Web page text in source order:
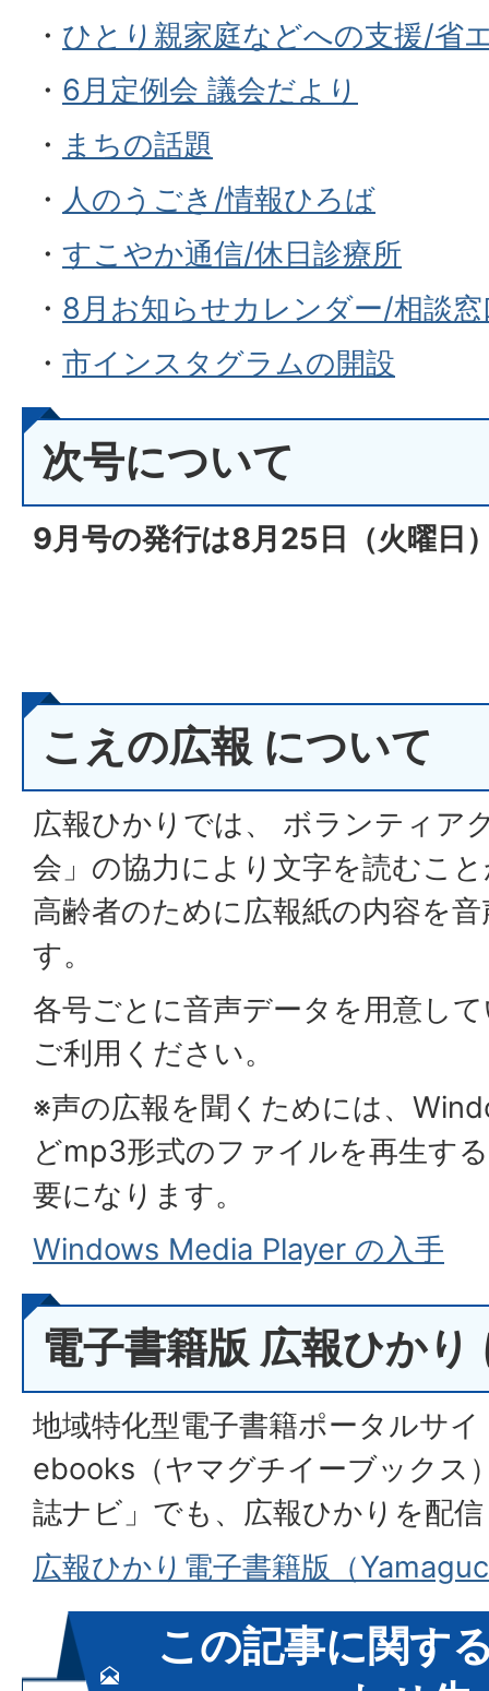
・ ひとり親家庭などへの支援/省
・ 6月定例会 議会だより
・ まちの話題
・ 人のうごき/情報ひろば
・ すこやか通信/休日診療所
・ 8月お知らせカレンダー/相談
・ 市インスタグラムの開設
次号について
9月号の発行は8月25日（火曜日
こえの広報 について
広報ひかりでは、 ボランティア
会」の協力により文字を読むこ
高齢者のために広報紙の内容を
す。
各号ごとに音声データを用意し
ご利用ください。
※声の広報を聞くためには、
どmp3形式のファイルを再生す
要になります。
Windows Media Player の入手
電子書籍版 広報ひかり
地域特化型電子書籍ポータルサ
ebooks（ヤマグチイーブックス
誌ナビ」でも、広報ひかりを配
広報ひかり電子書籍版（
この記事に関す